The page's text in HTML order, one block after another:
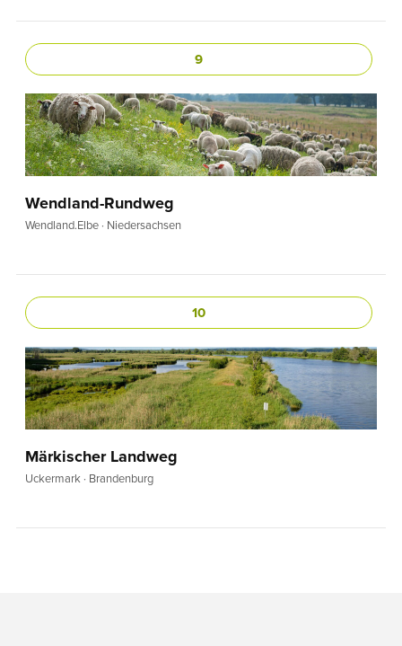
9
Wendland-Rundweg
Wendland.Elbe · Niedersachsen
10
Märkischer Landweg
Uckermark · Brandenburg